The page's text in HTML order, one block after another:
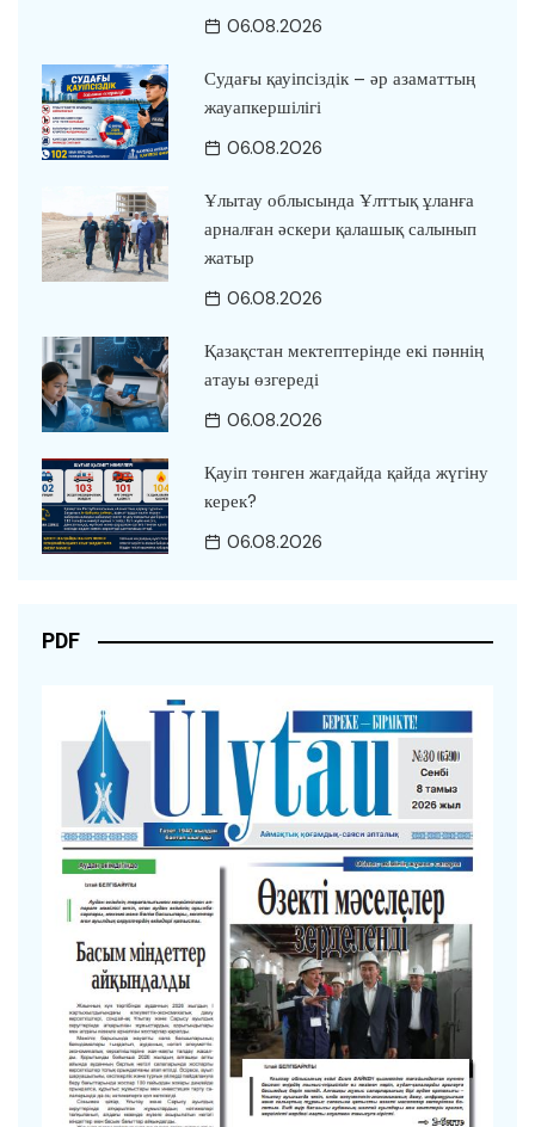
06.08.2026
Судағы қауіпсіздік – әр азаматтың
жауапкершілігі
06.08.2026
Ұлытау облысында Ұлттық ұланға
арналған әскери қалашық салынып
жатыр
06.08.2026
Қазақстан мектептерінде екі пәннің
атауы өзгереді
06.08.2026
Қауіп төнген жағдайда қайда жүгіну
керек?
06.08.2026
PDF